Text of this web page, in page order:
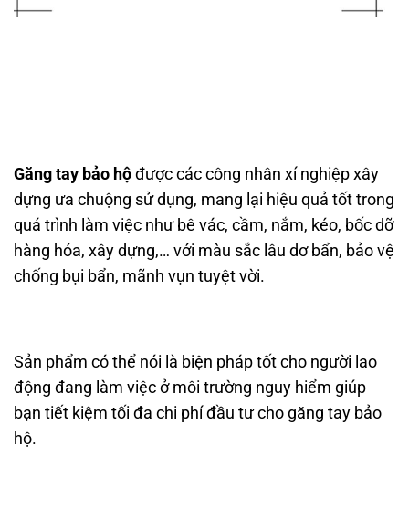
Găng tay bảo hộđược các công nhân xí nghiệp xây
dựng ưa chuộng sử dụng, mang lại hiệu quả tốt trong
quá trình làm việc như bê vác, cầm, nắm, kéo, bốc dỡ
hàng hóa, xây dựng,… với màu sắc lâu dơ bẩn, bảo vệ
chống bụi bẩn, mãnh vụn tuyệt vời.
Sản phẩm có thể nói là biện pháp tốt cho người lao
động đang làm việc ở môi trường nguy hiểm giúp
bạn tiết kiệm tối đa chi phí đầu tư cho găng tay bảo
hộ.